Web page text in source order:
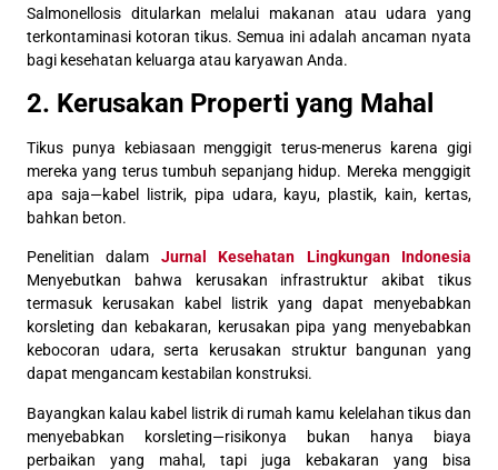
Salmonellosis ditularkan melalui makanan atau udara yang
terkontaminasi kotoran tikus. Semua ini adalah ancaman nyata
bagi kesehatan keluarga atau karyawan Anda.
2. Kerusakan Properti yang Mahal
Tikus punya kebiasaan menggigit terus-menerus karena gigi
mereka yang terus tumbuh sepanjang hidup. Mereka menggigit
apa saja—kabel listrik, pipa udara, kayu, plastik, kain, kertas,
bahkan beton.
Penelitian dalam Jurnal Kesehatan Lingkungan Indonesia
Menyebutkan bahwa kerusakan infrastruktur akibat tikus
termasuk kerusakan kabel listrik yang dapat menyebabkan
korsleting dan kebakaran, kerusakan pipa yang menyebabkan
kebocoran udara, serta kerusakan struktur bangunan yang
dapat mengancam kestabilan konstruksi.
Bayangkan kalau kabel listrik di rumah kamu kelelahan tikus dan
menyebabkan korsleting—risikonya bukan hanya biaya
perbaikan yang mahal, tapi juga kebakaran yang bisa